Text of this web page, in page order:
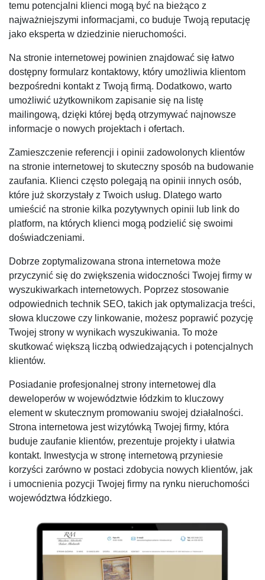
temu potencjalni klienci mogą być na bieżąco z
najważniejszymi informacjami, co buduje Twoją reputację
jako eksperta w dziedzinie nieruchomości.
Na stronie internetowej powinien znajdować się łatwo
dostępny formularz kontaktowy, który umożliwia klientom
bezpośredni kontakt z Twoją firmą. Dodatkowo, warto
umożliwić użytkownikom zapisanie się na listę
mailingową, dzięki której będą otrzymywać najnowsze
informacje o nowych projektach i ofertach.
Zamieszczenie referencji i opinii zadowolonych klientów
na stronie internetowej to skuteczny sposób na budowanie
zaufania. Klienci często polegają na opinii innych osób,
które już skorzystały z Twoich usług. Dlatego warto
umieścić na stronie kilka pozytywnych opinii lub link do
platform, na których klienci mogą podzielić się swoimi
doświadczeniami.
Dobrze zoptymalizowana strona internetowa może
przyczynić się do zwiększenia widoczności Twojej firmy w
wyszukiwarkach internetowych. Poprzez stosowanie
odpowiednich technik SEO, takich jak optymalizacja treści,
słowa kluczowe czy linkowanie, możesz poprawić pozycję
Twojej strony w wynikach wyszukiwania. To może
skutkować większą liczbą odwiedzających i potencjalnych
klientów.
Posiadanie profesjonalnej strony internetowej dla
deweloperów w województwie łódzkim to kluczowy
element w skutecznym promowaniu swojej działalności.
Strona internetowa jest wizytówką Twojej firmy, która
buduje zaufanie klientów, prezentuje projekty i ułatwia
kontakt. Inwestycja w stronę internetową przyniesie
korzyści zarówno w postaci zdobycia nowych klientów, jak
i umocnienia pozycji Twojej firmy na rynku nieruchomości
województwa łódzkiego.